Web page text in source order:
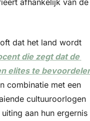
dat het land wordt
die zegt dat de
elites te
combinatie met een
cultuuroorlogen
aan hun ergernis